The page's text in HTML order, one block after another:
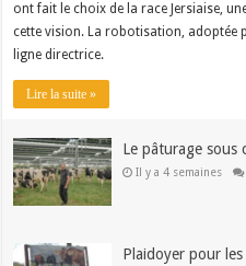
ont fait le choix de la race Jersiaise,
cette vision. La robotisation, adoptée
ligne directrice.
Lire la suite »
Le pâturage sous
Il y a 4 semaines
Plaidoyer pour les